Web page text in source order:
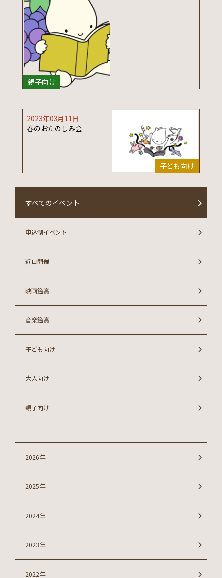
親子向け
子ども向け
2023年03月11日
春のおたのしみ会
すべてのイベント
親子向け
大人向け
子ども向け
音楽鑑賞
映画鑑賞
近日開催
申込制イベント
2026年
2025年
2024年
2023年
2022年